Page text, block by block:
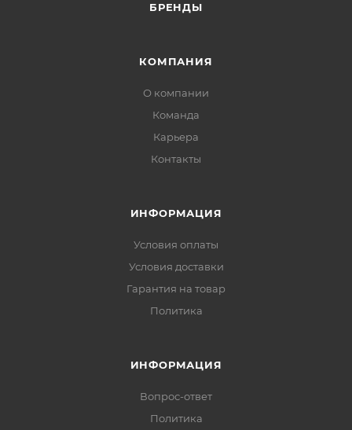
БРЕНДЫ
КОМПАНИЯ
О компании
Команда
Карьера
Контакты
ИНФОРМАЦИЯ
Условия оплаты
Условия доставки
Гарантия на товар
Политика
ИНФОРМАЦИЯ
Вопрос-ответ
Политика